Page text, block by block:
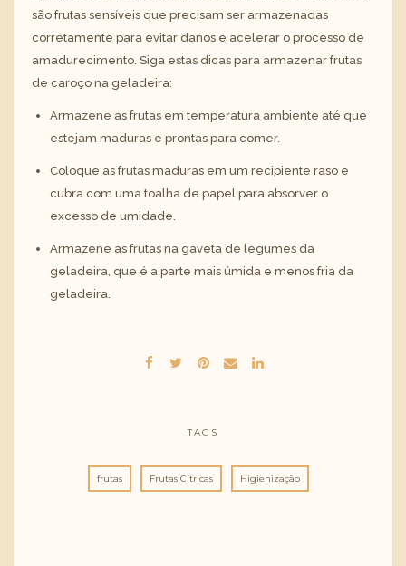
são frutas sensíveis que precisam ser armazenadas
corretamente para evitar danos e acelerar o processo de
amadurecimento. Siga estas dicas para armazenar frutas
de caroço na geladeira:
Armazene as frutas em temperatura ambiente até que
estejam maduras e prontas para comer.
Coloque as frutas maduras em um recipiente raso e
cubra com uma toalha de papel para absorver o
excesso de umidade.
Armazene as frutas na gaveta de legumes da
geladeira, que é a parte mais úmida e menos fria da
geladeira.
TAGS
frutas Frutas Cítricas Higienização